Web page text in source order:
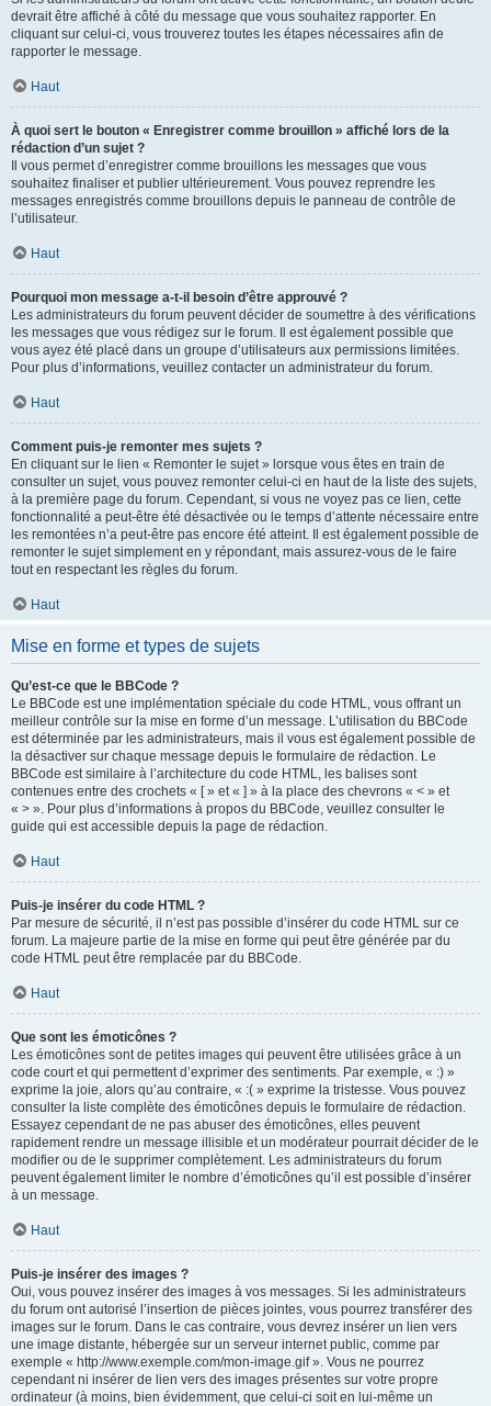
devrait être affiché à côté du message que vous souhaitez rapporter. En
cliquant sur celui-ci, vous trouverez toutes les étapes nécessaires afin de
rapporter le message.
Haut
À quoi sert le bouton « Enregistrer comme brouillon » affiché lors de la
rédaction d’un sujet ?
Il vous permet d’enregistrer comme brouillons les messages que vous
souhaitez finaliser et publier ultérieurement. Vous pouvez reprendre les
messages enregistrés comme brouillons depuis le panneau de contrôle de
l’utilisateur.
Haut
Pourquoi mon message a-t-il besoin d’être approuvé ?
Les administrateurs du forum peuvent décider de soumettre à des vérifications
les messages que vous rédigez sur le forum. Il est également possible que
vous ayez été placé dans un groupe d’utilisateurs aux permissions limitées.
Pour plus d’informations, veuillez contacter un administrateur du forum.
Haut
Comment puis-je remonter mes sujets ?
En cliquant sur le lien « Remonter le sujet » lorsque vous êtes en train de
consulter un sujet, vous pouvez remonter celui-ci en haut de la liste des sujets,
à la première page du forum. Cependant, si vous ne voyez pas ce lien, cette
fonctionnalité a peut-être été désactivée ou le temps d’attente nécessaire entre
les remontées n’a peut-être pas encore été atteint. Il est également possible de
remonter le sujet simplement en y répondant, mais assurez-vous de le faire
tout en respectant les règles du forum.
Haut
Mise en forme et types de sujets
Qu’est-ce que le BBCode ?
Le BBCode est une implémentation spéciale du code HTML, vous offrant un
meilleur contrôle sur la mise en forme d’un message. L’utilisation du BBCode
est déterminée par les administrateurs, mais il vous est également possible de
la désactiver sur chaque message depuis le formulaire de rédaction. Le
BBCode est similaire à l’architecture du code HTML, les balises sont
contenues entre des crochets « [ » et « ] » à la place des chevrons « < » et
« > ». Pour plus d’informations à propos du BBCode, veuillez consulter le
guide qui est accessible depuis la page de rédaction.
Haut
Puis-je insérer du code HTML ?
Par mesure de sécurité, il n’est pas possible d’insérer du code HTML sur ce
forum. La majeure partie de la mise en forme qui peut être générée par du
code HTML peut être remplacée par du BBCode.
Haut
Que sont les émoticônes ?
Les émoticônes sont de petites images qui peuvent être utilisées grâce à un
code court et qui permettent d’exprimer des sentiments. Par exemple, « :) »
exprime la joie, alors qu’au contraire, « :( » exprime la tristesse. Vous pouvez
consulter la liste complète des émoticônes depuis le formulaire de rédaction.
Essayez cependant de ne pas abuser des émoticônes, elles peuvent
rapidement rendre un message illisible et un modérateur pourrait décider de le
modifier ou de le supprimer complètement. Les administrateurs du forum
peuvent également limiter le nombre d’émoticônes qu’il est possible d’insérer
à un message.
Haut
Puis-je insérer des images ?
Oui, vous pouvez insérer des images à vos messages. Si les administrateurs
du forum ont autorisé l’insertion de pièces jointes, vous pourrez transférer des
images sur le forum. Dans le cas contraire, vous devrez insérer un lien vers
une image distante, hébergée sur un serveur internet public, comme par
exemple « http://www.exemple.com/mon-image.gif ». Vous ne pourrez
cependant ni insérer de lien vers des images présentes sur votre propre
ordinateur (à moins, bien évidemment, que celui-ci soit en lui-même un